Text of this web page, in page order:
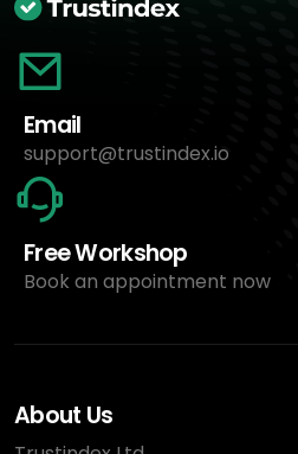
Email
support@trustindex.io
Free Workshop
Book an appointment now
About Us